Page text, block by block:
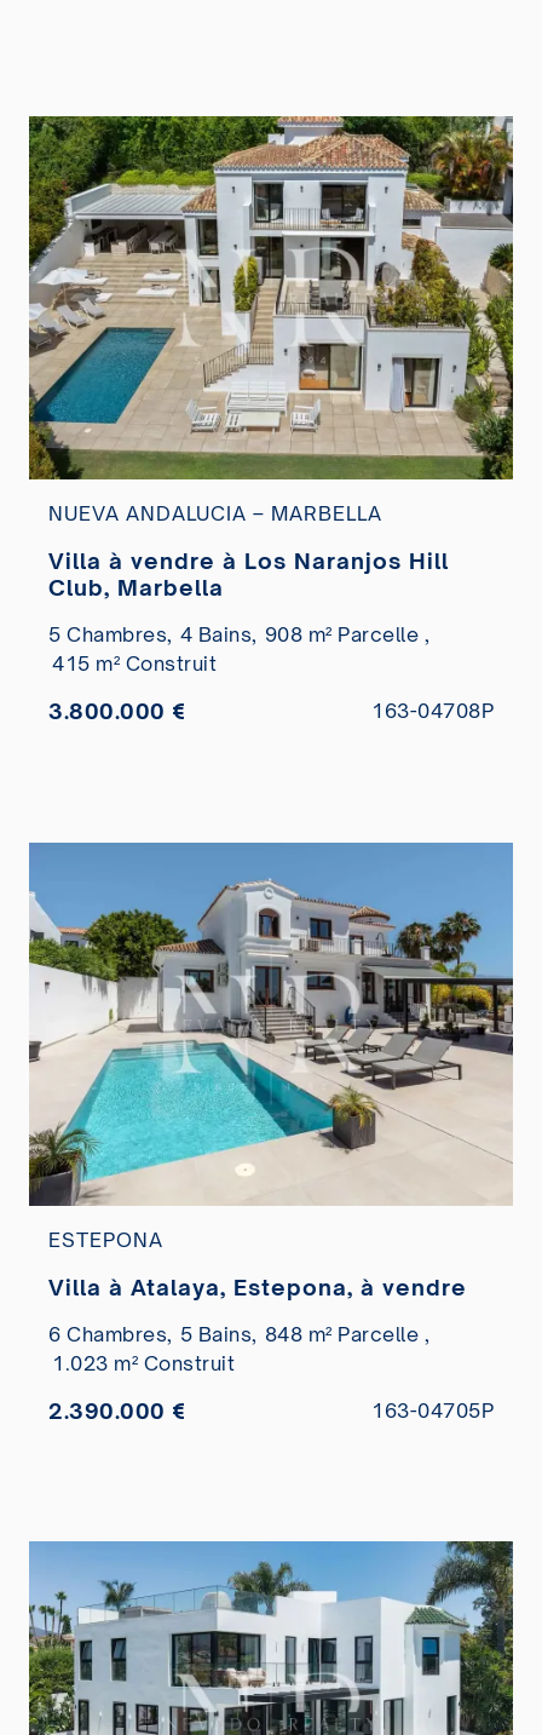
NUEVA ANDALUCIA – MARBELLA
Villa à vendre à Los Naranjos Hill
Club, Marbella
5 Chambres, 4 Bains, 908 m² Parcelle ,
415 m² Construit
3.800.000 € 163-04708P
ESTEPONA
Villa à Atalaya, Estepona, à vendre
6 Chambres, 5 Bains, 848 m² Parcelle ,
1.023 m² Construit
2.390.000 € 163-04705P